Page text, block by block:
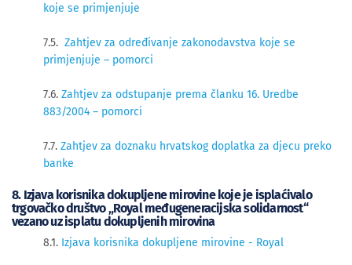
koje se primjenjuje
7.5. Zahtjev za određivanje zakonodavstva koje se
primjenjuje – pomorci
7.6. Zahtjev za odstupanje prema članku 16. Uredbe
883/2004 – pomorci
7.7. Zahtjev za doznaku hrvatskog doplatka za djecu preko
banke
8. Izjava korisnika dokupljene mirovine koje je isplaćivalo
trgovačko društvo „Royal međugeneracijska solidarnost“
vezano uz isplatu dokupljenih mirovina
8.1. Izjava korisnika dokupljene mirovine - Royal